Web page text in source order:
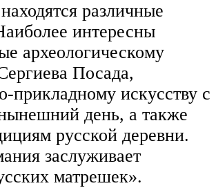
различные
интересны
археологическому
Посада,
прикладному искусству с
день, а также
русской деревни.
заслуживает
матрешек».